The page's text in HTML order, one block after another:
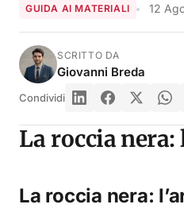
GUIDA AI MATERIALI 12
SCRITTO DA
Giovanni Breda
Condividi
La roccia nera:
La roccia nera: